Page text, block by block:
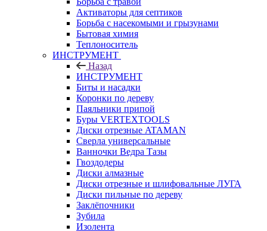
Активаторы для септиков
Борьба с насекомыми и грызунами
Бытовая химия
Теплоноситель
ИНСТРУМЕНТ
Назад
ИНСТРУМЕНТ
Биты и насадки
Коронки по дереву
Паяльники припой
Буры VERTEXTOOLS
Диски отрезные ATAMAN
Сверла универсальные
Ванночки Ведра Тазы
Гвоздодеры
Диски алмазные
Диски отрезные и шлифовальные ЛУГА
Диски пильные по дереву
Заклёпочники
Зубила
Изолента